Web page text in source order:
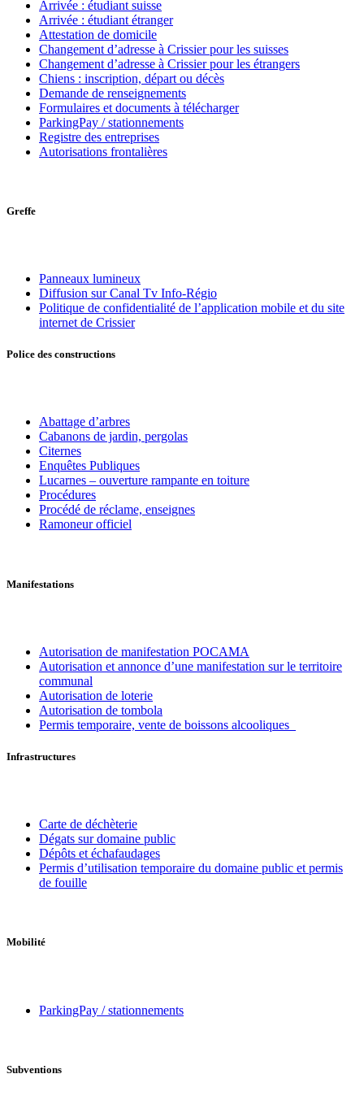
Arrivée : étudiant suisse
Arrivée : étudiant étranger
Attestation de domicile
Changement d’adresse à Crissier pour les suisses
Changement d’adresse à Crissier pour les étrangers
Chiens : inscription, départ ou décès
Demande de renseignements
Formulaires et documents à télécharger
ParkingPay / stationnements
Registre des entreprises
Autorisations frontalières
Greffe
Panneaux lumineux
Diffusion sur Canal Tv Info-Régio
Politique de confidentialité de l’application mobile et du site
internet de Crissier
Police des constructions
Abattage d’arbres
Cabanons de jardin, pergolas
Citernes
Enquêtes Publiques
Lucarnes – ouverture rampante en toiture
Procédures
Procédé de réclame, enseignes
Ramoneur officiel
Manifestations
Autorisation de manifestation POCAMA
Autorisation et annonce d’une manifestation sur le territoire
communal
Autorisation de loterie
Autorisation de tombola
Permis temporaire, vente de boissons alcooliques
Infrastructures
Carte de déchèterie
Dégats sur domaine public
Dépôts et échafaudages
Permis d’utilisation temporaire du domaine public et permis
de fouille
Mobilité
ParkingPay / stationnements
Subventions